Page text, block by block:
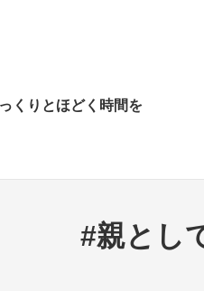
くりとほどく時間を
#親とし